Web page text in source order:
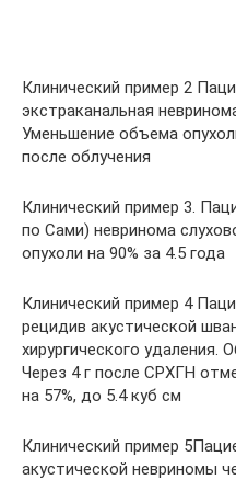
Клинический пример 2
экстраканальная
Уменьшение объема
после облучения
Клинический пример 3.
по Сами) невринома
опухоли на 90% за 4.5 года
Клинический пример 4
рецидив акустической
хирургического удаления.
Через 4 г после СРХГН
на 57%, до 5.4 куб см
Клинический пример
акустической невриномы